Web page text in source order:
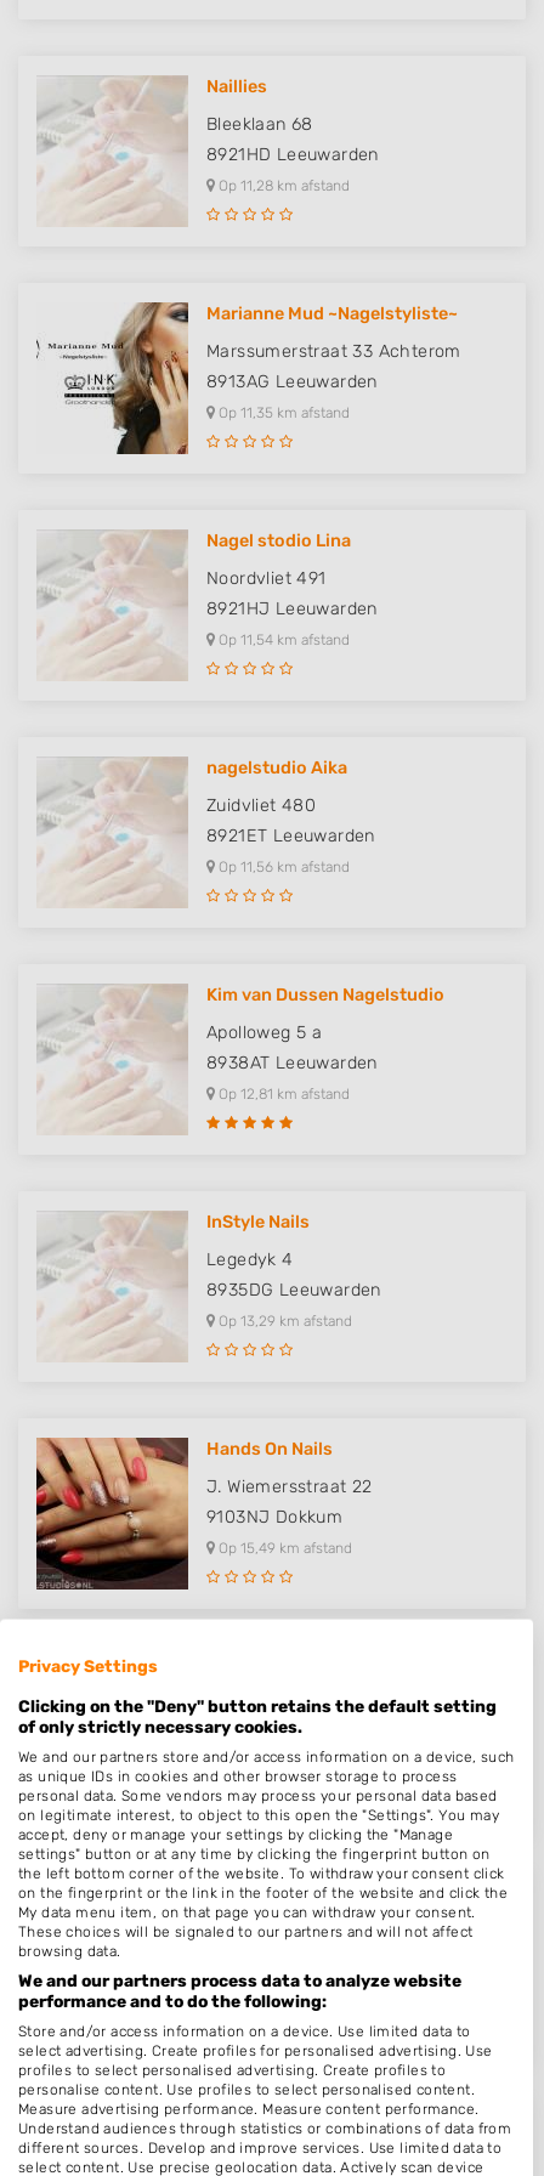
Naillies
Bleeklaan 68
8921HD Leeuwarden
Op 11,28 km afstand
Marianne Mud ~Nagelstyliste~
Marssumerstraat 33 Achterom
8913AG Leeuwarden
Op 11,35 km afstand
Nagel stodio Lina
Noordvliet 491
8921HJ Leeuwarden
Op 11,54 km afstand
nagelstudio Aika
Zuidvliet 480
8921ET Leeuwarden
Op 11,56 km afstand
Kim van Dussen Nagelstudio
Apolloweg 5 a
8938AT Leeuwarden
Op 12,81 km afstand
InStyle Nails
Legedyk 4
8935DG Leeuwarden
Op 13,29 km afstand
Hands On Nails
J. Wiemersstraat 22
9103NJ Dokkum
Op 15,49 km afstand
Ambachtstrjitte 2
Op 15,81 km afstand
Sparklenails & Groothandel Lill..
Pastorijfinne 16
9023AL
Jorwert
Op 18,48 km afstand
Nail Design Antje
Klompmakkersstrjitte 17
Privacy Settings
Clicking on the "Deny" button retains the default setting
of only strictly necessary cookies.
We and our partners store and/or access information on a device, such
as unique IDs in cookies and other browser storage to process
personal data. Some vendors may process your personal data based
on legitimate interest, to object to this open the "Settings". You may
accept, deny or manage your settings by clicking the "Manage
settings" button or at any time by clicking the fingerprint button on
the left bottom corner of the website. To withdraw your consent click
on the fingerprint or the link in the footer of the website and click the
My data menu item, on that page you can withdraw your consent.
These choices will be signaled to our partners and will not affect
browsing data.
We and our partners process data to analyze website
performance and to do the following:
Store and/or access information on a device. Use limited data to
select advertising. Create profiles for personalised advertising. Use
profiles to select personalised advertising. Create profiles to
personalise content. Use profiles to select personalised content.
Measure advertising performance. Measure content performance.
Understand audiences through statistics or combinations of data from
different sources. Develop and improve services. Use limited data to
select content. Use precise geolocation data. Actively scan device